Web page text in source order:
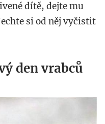
dítě, dejte mu
si od něj vyčistit
den vrabců